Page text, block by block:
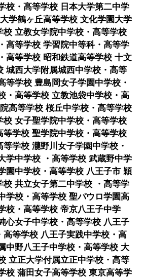
校・高等学校 日本大学第二中学
学鶴ヶ丘高等学校 文化学園大学
校 立教女学院中学校・高等学校
高等学校 学習院中等科・高等学
高等学校 昭和鉄道高等学校 十文
城西大学附属城西中学校・高等
等学校 豊島岡女子学園中学校・
・高等学校 立教池袋中学校・高
高等学校 桜丘中学校・高等学校
校 女子聖学院中学校・高等学校
等学校 聖学院中学校・高等学校
学校 瀧野川女子学園中学校・
学中学校 ・高等学校 武蔵野中学
園中学校・高等学校 八王子市 穎
校 共立女子第二中学校 ・高等学
学校・高等学校 聖パウロ学園高
校・高等学校 帝京八王子中学
心女子中学校・高等学校 八王子
高等学校 八王子実践中学校・高
中野八王子中学校・高等学校 大
立正大学付属立正中学校・高等
校 蒲田女子高等学校 東京高等学